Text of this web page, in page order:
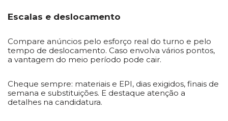
Escalas e deslocamento
Compare anúncios pelo esforço real do turno e pelo
tempo de deslocamento. Caso envolva vários pontos,
a vantagem do meio período pode cair.
Cheque sempre: materiais e EPI, dias exigidos, finais de
semana e substituições. E destaque atenção a
detalhes na candidatura.